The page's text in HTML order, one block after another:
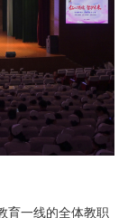
育一线的全体教职